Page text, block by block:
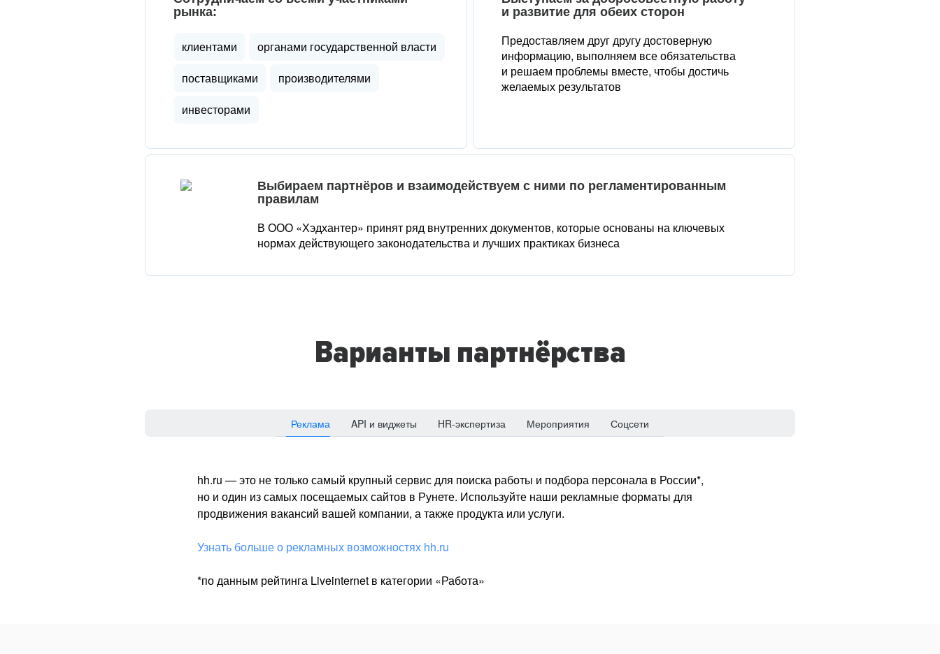
рынка:
клиентами
органами государственной власти
поставщиками
производителями
инвесторами
и развитие для обеих сторон
Предоставляем друг другу достоверную
информацию, выполняем все обязательства
и решаем проблемы вместе, чтобы достичь
желаемых результатов
Выбираем партнёров и взаимодействуем с ними по регламентированным
правилам
В ООО «Хэдхантер» принят ряд внутренних документов, которые основаны на ключевых
нормах действующего законодательства и лучших практиках бизнеса
Варианты партнёрства
Реклама API и виджеты HR-экспертиза Мероприятия Соцсети
hh.ru — это не только самый крупный сервис для поиска работы и подбора персонала в России*,
но и один из самых посещаемых сайтов в Рунете. Используйте наши рекламные форматы для
продвижения вакансий вашей компании, а также продукта или услуги.
Узнать больше о рекламных возможностях hh.ru
*по данным рейтинга Liveinternet в категории «Работа»